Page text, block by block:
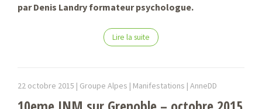
par Denis Landry formateur psychologue.
Lire la suite
22 octobre 2015 | Groupe Alpes | Manifestations | AnneDD